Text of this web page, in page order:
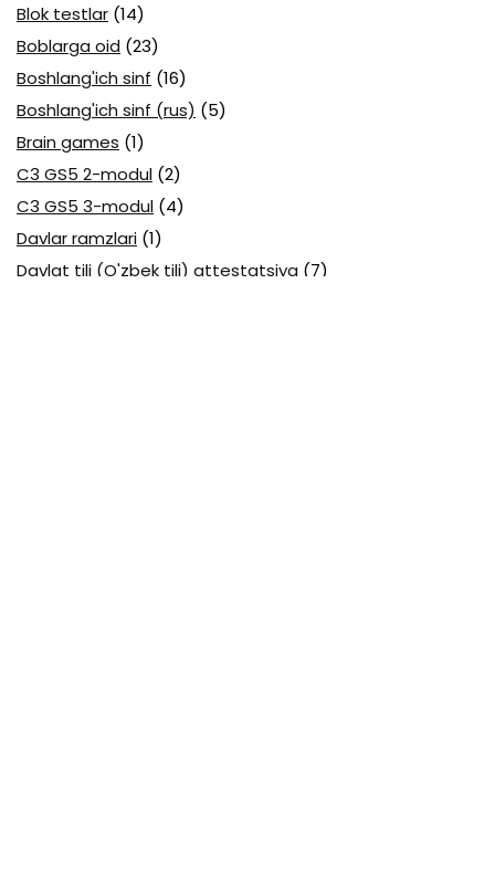
Blok testlar (14)
Boblarga oid (23)
Boshlang'ich sinf (16)
Boshlang'ich sinf (rus) (5)
Brain games (1)
C3 GS5 2-modul (2)
C3 GS5 3-modul (4)
Davlar ramzlari (1)
Davlat tili (O'zbek tili) attestatsiya (7)